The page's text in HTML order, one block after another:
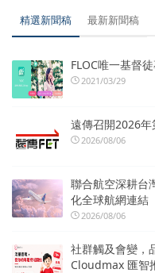
精選新聞稿 最新新聞稿
FLOC唯一基督
2021/03/29
遠傳召開2026年
2026/08/06
聯合航空深耕台
化全球航網連結
2026/08/06
社群觸及會變，
Cloudmax 匯智